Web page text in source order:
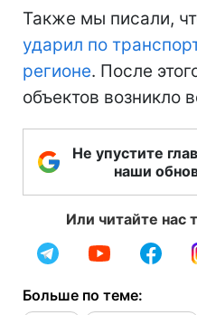
Также мы писали,
ударил по
регионе. После
объектов возникло
Не упустите
наши
Или читайте нас
Больше по теме: